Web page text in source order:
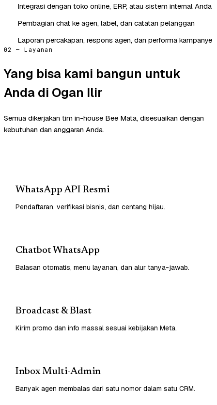
Integrasi dengan toko online, ERP, atau sistem internal Anda
Pembagian chat ke agen, label, dan catatan pelanggan
Laporan percakapan, respons agen, dan performa kampanye
02 — Layanan
Yang bisa kami bangun untuk
Anda di Ogan Ilir
Semua dikerjakan tim in-house Bee Mata, disesuaikan dengan
kebutuhan dan anggaran Anda.
WhatsApp API Resmi
Pendaftaran, verifikasi bisnis, dan centang hijau.
Chatbot WhatsApp
Balasan otomatis, menu layanan, dan alur tanya-jawab.
Broadcast & Blast
Kirim promo dan info massal sesuai kebijakan Meta.
Inbox Multi-Admin
Banyak agen membalas dari satu nomor dalam satu CRM.